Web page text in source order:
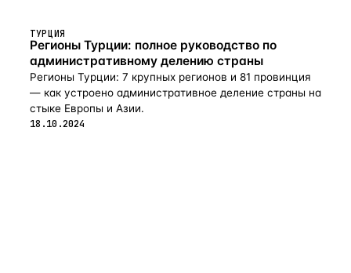
ТУРЦИЯ
Регионы Турции: полное руководство по
административному делению страны
Регионы Турции: 7 крупных регионов и 81 провинция
— как устроено административное деление страны на
стыке Европы и Азии.
18.10.2024